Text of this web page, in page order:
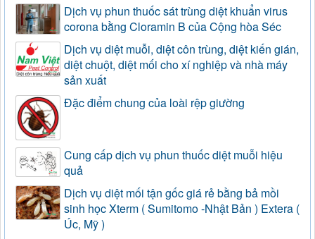
Dịch vụ phun thuốc sát trùng diệt khuẩn virus
corona bằng Cloramin B của Cộng hòa Séc
Dịch vụ diệt muỗi, diệt côn trùng, diệt kiến gián,
diệt chuột, diệt mối cho xí nghiệp và nhà máy
sản xuất
Đặc điểm chung của loài rệp giường
Cung cấp dịch vụ phun thuốc diệt muỗi hiệu
quả
Dịch vụ diệt mối tận gốc giá rẻ bằng bả mồi
sinh học Xterm ( Sumitomo -Nhật Bản ) Extera (
Úc, Mỹ )